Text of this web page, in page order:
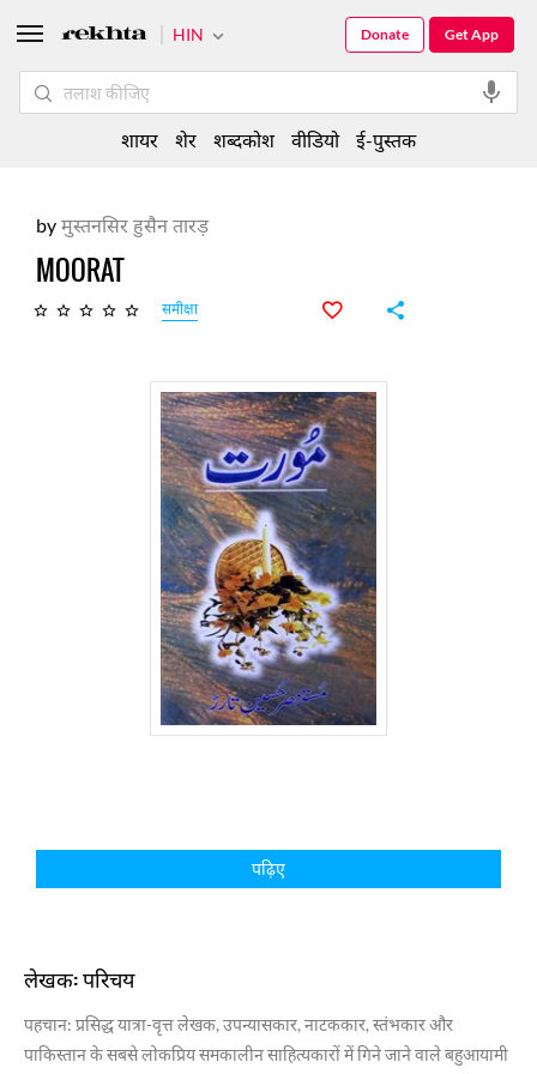
byमुस्तनसिर हुसैन तारड़
MOORAT
समीक्षा
पढ़िए
लेखक: परिचय
पहचान: प्रसिद्ध यात्रा-वृत्त लेखक, उपन्यासकार, नाटककार, स्तंभकार और
पाकिस्तान के सबसे लोकप्रिय समकालीन साहित्यकारों में गिने जाने वाले बहुआयामी
HIN Get App
Donate
शायर शेर शब्दकोश वीडियो ई-पुस्तक